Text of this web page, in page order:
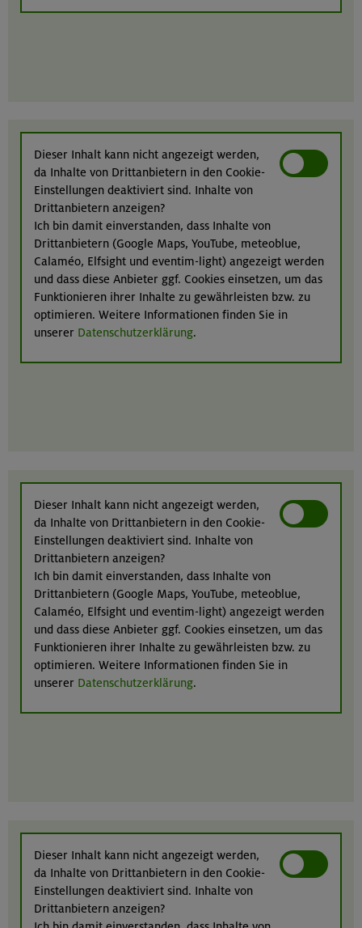
Dieser Inhalt kann nicht angezeigt werden,
da Inhalte von Drittanbietern in den Cookie-
Einstellungen deaktiviert sind. Inhalte von
Drittanbietern anzeigen?
Ich bin damit einverstanden, dass Inhalte von
Drittanbietern (Google Maps, YouTube, meteoblue,
Calaméo, Elfsight und eventim-light) angezeigt werden
und dass diese Anbieter ggf. Cookies einsetzen, um das
Funktionieren ihrer Inhalte zu gewährleisten bzw. zu
optimieren. Weitere Informationen finden Sie in
unserer Datenschutzerklärung.
Dieser Inhalt kann nicht angezeigt werden,
da Inhalte von Drittanbietern in den Cookie-
Einstellungen deaktiviert sind. Inhalte von
Drittanbietern anzeigen?
Ich bin damit einverstanden, dass Inhalte von
Drittanbietern (Google Maps, YouTube, meteoblue,
Calaméo, Elfsight und eventim-light) angezeigt werden
und dass diese Anbieter ggf. Cookies einsetzen, um das
Funktionieren ihrer Inhalte zu gewährleisten bzw. zu
optimieren. Weitere Informationen finden Sie in
unserer Datenschutzerklärung.
Dieser Inhalt kann nicht angezeigt werden,
da Inhalte von Drittanbietern in den Cookie-
Einstellungen deaktiviert sind. Inhalte von
Drittanbietern anzeigen?